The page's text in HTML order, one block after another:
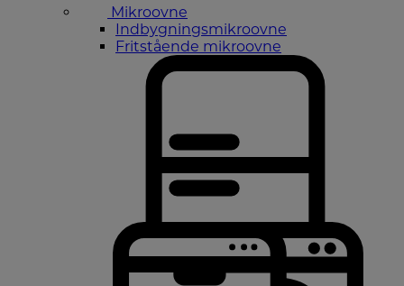
Mikroovne
Indbygningsmikroovne
Fritstående mikroovne